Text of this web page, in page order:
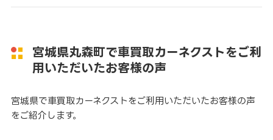
宮城県丸森町で車買取カーネクストをご利
用いただいたお客様の声
宮城県で車買取カーネクストをご利用いただいたお客様の声
をご紹介します。